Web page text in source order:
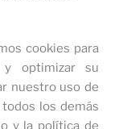
cookies para
optimizar su
nuestro uso de
los demás
y la política de